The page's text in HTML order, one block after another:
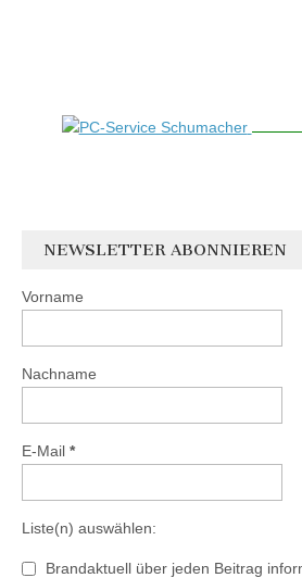
NEWSLETTER ABONNIEREN
Vorname
Nachname
E-Mail *
Liste(n) auswählen:
Brandaktuell über jeden Beitrag